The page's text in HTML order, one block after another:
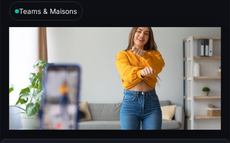
Teams & Maisons